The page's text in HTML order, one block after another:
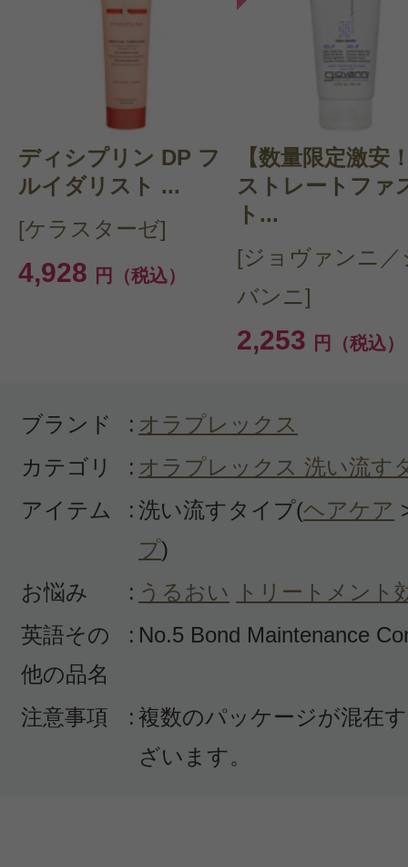
購入者 様
感じた効能：トリートメント効果/髪
ボンドスムーサーとボンディング
ったので、インバスも使ってみたく
した。せっかちなので塗布してから
置くことができず、流すのが早かっ
動するような洗い上がりではなかっ
いお品だと思います。重すぎず軽す
Rose7 様 ／40代前半
感じた効能：カラーリングケア/さら
フォーマンス/オーガニックコスメ・
ラル化粧品
ディシプリン DP フ
ルイダリスト ...
[ケラスターゼ]
4,928 円（税込）
【数量限定激安
ストレートファ
ト...
[ジョヴァンニ／
バンニ]
2,253 円（税込）
ブランド : オラプレックス
カテゴリ
: オラプレックス 洗い流す
アイテム
: 洗い流すタイプ(ヘアケア
プ)
お悩み
: うるおい
トリートメント
英語その
他の品名
: No.5 Bond Maintenance
注意事項 : 複数のパッケージが混在
ざいます。